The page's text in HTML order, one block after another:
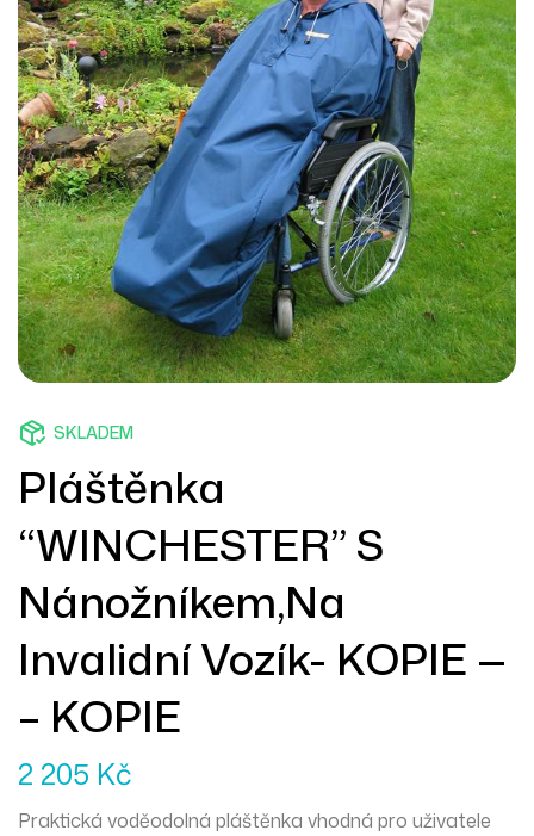
SKLADEM
Pláštěnka
“WINCHESTER” S
Nánožníkem,na
Invalidní Vozík- KOPIE —
– KOPIE
2 205 Kč
Praktická voděodolná pláštěnka vhodná pro uživatele